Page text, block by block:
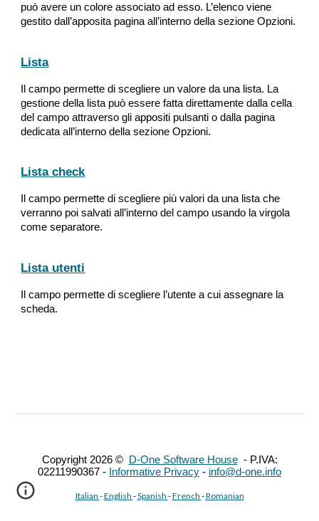
può avere un colore associato ad esso. L’elenco viene
gestito dall’apposita pagina all’interno della sezione Opzioni.
Lista
Il campo permette di scegliere un valore da una lista. La
gestione della lista può essere fatta direttamente dalla cella
del campo attraverso gli appositi pulsanti o dalla pagina
dedicata all’interno della sezione Opzioni.
Lista check
Il campo permette di scegliere più valori da una lista che
verranno poi salvati all’interno del campo usando la virgola
come separatore.
Lista utenti
Il campo permette di scegliere l’utente a cui assegnare la
scheda.
Copyright 2026© D-One Software House- P.IVA:
02211990367 - Informative Privacy - info@d-one.info
Italian -English -Spanish -French -Romanian